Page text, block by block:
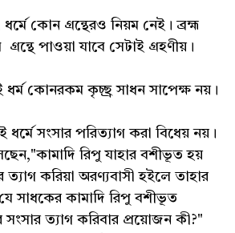
কোন গ্রন্থেরও নিয়ম নেই। ব্রহ্ম
পাওয়া যাবে সেটাই গ্রহণীয়।
কোনরকম কৃচ্ছ্র সাধন সাপেক্ষ নয়।
সংসার পরিত্যাগ করা বিধেয় নয়।
রিপু যাহার বশীভূত হয়
ত্যাগ করিয়া অরণ্যবাসী হইলে তাহার
সাধকের কামাদি রিপু বশীভূত
ত্যাগ করিবার প্রয়োজন কী?"